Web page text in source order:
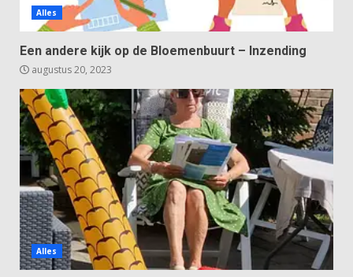
Alles
Een andere kijk op de Bloemenbuurt – Inzending
augustus 20, 2023
Alles